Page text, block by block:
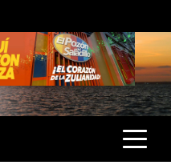
VENEZUELA Y
GENERAL.